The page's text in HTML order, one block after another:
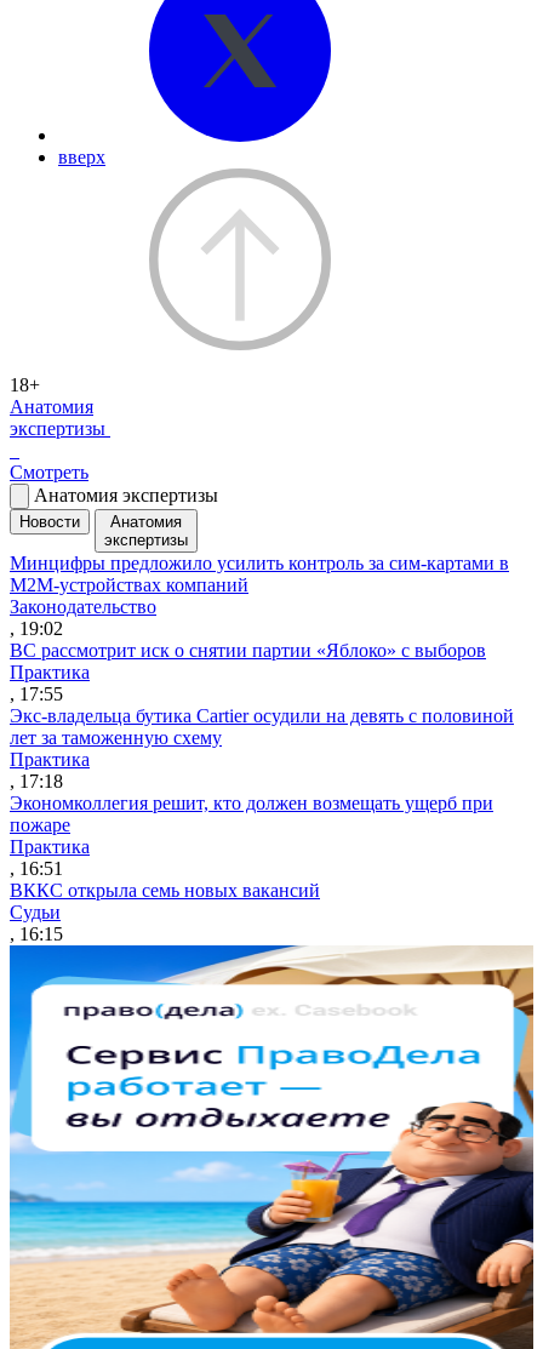
вверх
18+
Анатомия
экспертизы
Смотреть
Анатомия экспертизы
Новости
Анатомия
экспертизы
Минцифры предложило усилить контроль за сим-картами в
M2M-устройствах компаний
Законодательство
, 19:02
ВС рассмотрит иск о снятии партии «Яблоко» с выборов
Практика
, 17:55
Экс-владельца бутика Cartier осудили на девять с половиной
лет за таможенную схему
Практика
, 17:18
Экономколлегия решит, кто должен возмещать ущерб при
пожаре
Практика
, 16:51
ВККС открыла семь новых вакансий
Судьи
, 16:15